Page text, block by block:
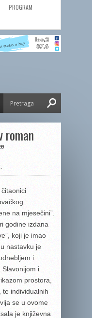
PROGRAM
roman
na mjesečini”.
godine izdana
koji je imao
nastavku je
i
Slavonijom i
prostora,
te individualnih
se u ovome
je književna